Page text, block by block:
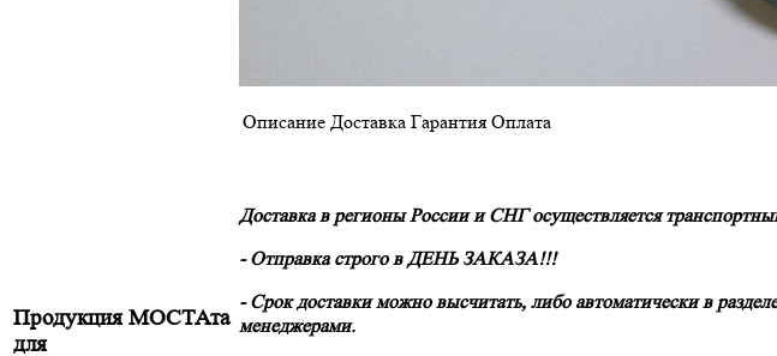
Продукция МОСТАта
для
Описание Доставка Гарантия Оплата
Доставка в регионы России и СНГ осуществляется
- Отправка строго вДЕНЬ ЗАКАЗА!!!
- Срок доставки можно высчитать, либо автоматически в
менеджерами.